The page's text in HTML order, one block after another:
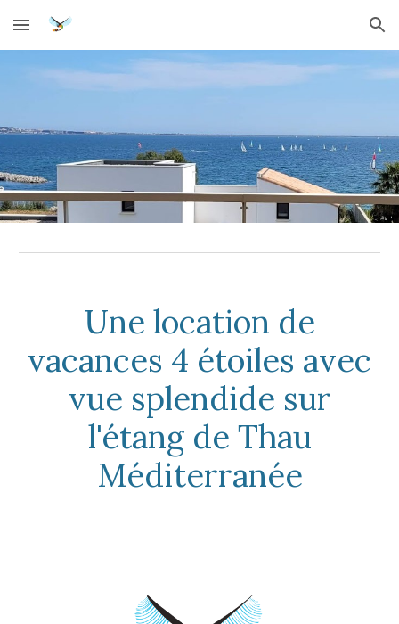
Skip to main content Skip to navigation
Une location de
vacances 4 étoiles avec
vue splendide sur
l'étang de Thau
Méditerranée